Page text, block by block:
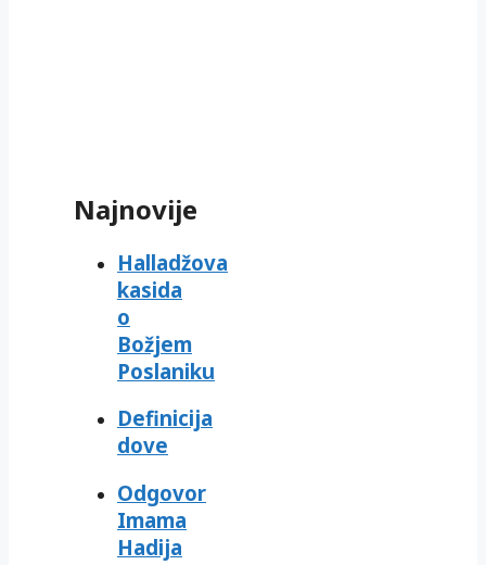
Najnovije
Halladžova
kasida
o
Božjem
Poslaniku
Definicija
dove
Odgovor
Imama
Hadija